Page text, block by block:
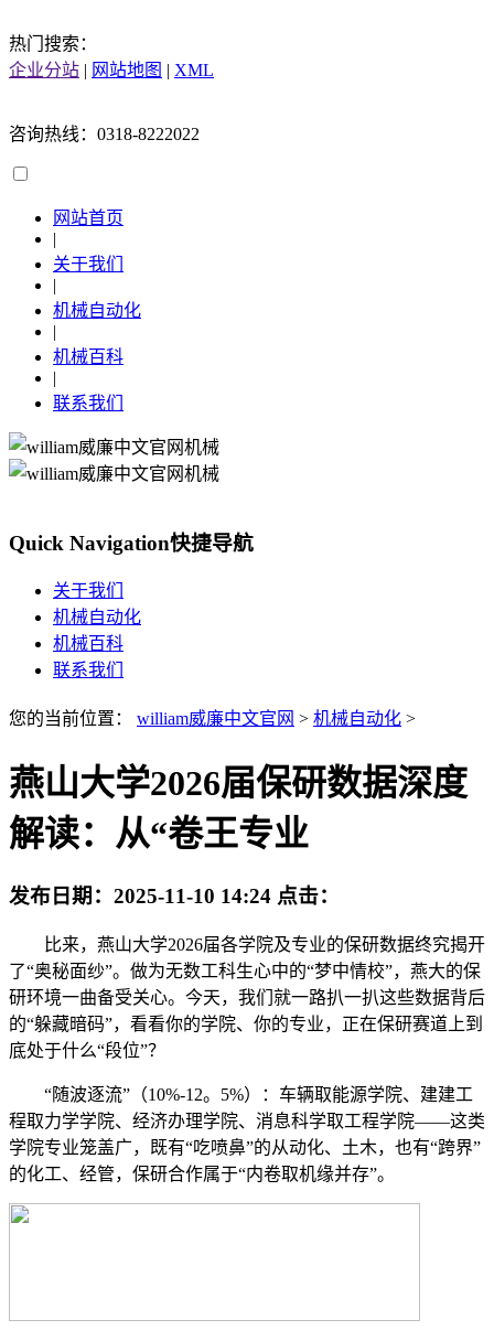
热门搜索：
企业分站 | 网站地图 | XML
咨询热线：0318-8222022
网站首页
|
关于我们
|
机械自动化
|
机械百科
|
联系我们
Quick Navigation快捷导航
关于我们
机械自动化
机械百科
联系我们
您的当前位置： william威廉中文官网 > 机械自动化 >
燕山大学2026届保研数据深度
解读：从“卷王专业
发布日期： 2025-11-10 14:24 点击：
比来，燕山大学2026届各学院及专业的保研数据终究揭开
了“奥秘面纱”。做为无数工科生心中的“梦中情校”，燕大的保
研环境一曲备受关心。今天，我们就一路扒一扒这些数据背后
的“躲藏暗码”，看看你的学院、你的专业，正在保研赛道上到
底处于什么“段位”？
“随波逐流”（10%-12。5%）：车辆取能源学院、建建工
程取力学学院、经济办理学院、消息科学取工程学院——这类
学院专业笼盖广，既有“吃喷鼻”的从动化、土木，也有“跨界”
的化工、经管，保研合作属于“内卷取机缘并存”。